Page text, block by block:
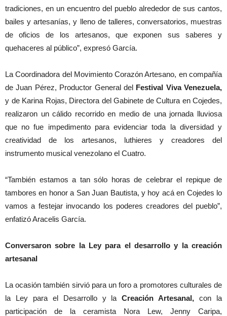
tradiciones, en un encuentro del pueblo alrededor de sus cantos,
bailes y artesanías, y lleno de talleres, conversatorios, muestras
de oficios de los artesanos, que exponen sus saberes y
quehaceres al público”, expresó García.
La Coordinadora del Movimiento Corazón Artesano, en compañía
de Juan Pérez, Productor General delFestival Viva Venezuela,
y de Karina Rojas, Directora del Gabinete de Cultura en Cojedes,
realizaron un cálido recorrido en medio de una jornada lluviosa
que no fue impedimento para evidenciar toda la diversidad y
creatividad de los artesanos, luthieres y creadores del
instrumento musical venezolano el Cuatro.
“También estamos a tan sólo horas de celebrar el repique de
tambores en honor a San Juan Bautista, y hoy acá en Cojedes lo
vamos a festejar invocando los poderes creadores del pueblo”,
enfatizó Aracelis García.
Conversaron sobre la Ley para el desarrollo y la creación
artesanal
La ocasión también sirvió para un foro a promotores culturales de
la Ley para el Desarrollo y laCreación Artesanal, con la
participación de la ceramista Nora Lew, Jenny Caripa,